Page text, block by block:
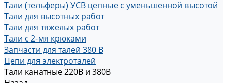
Тали (тельферы) УСВ цепные с уменьшенной высотой
Тали для высотных работ
Тали для тяжелых работ
Тали с 2-мя крюками
Запчасти для талей 380 В
Цепи для электроталей
Тали канатные 220В и 380В